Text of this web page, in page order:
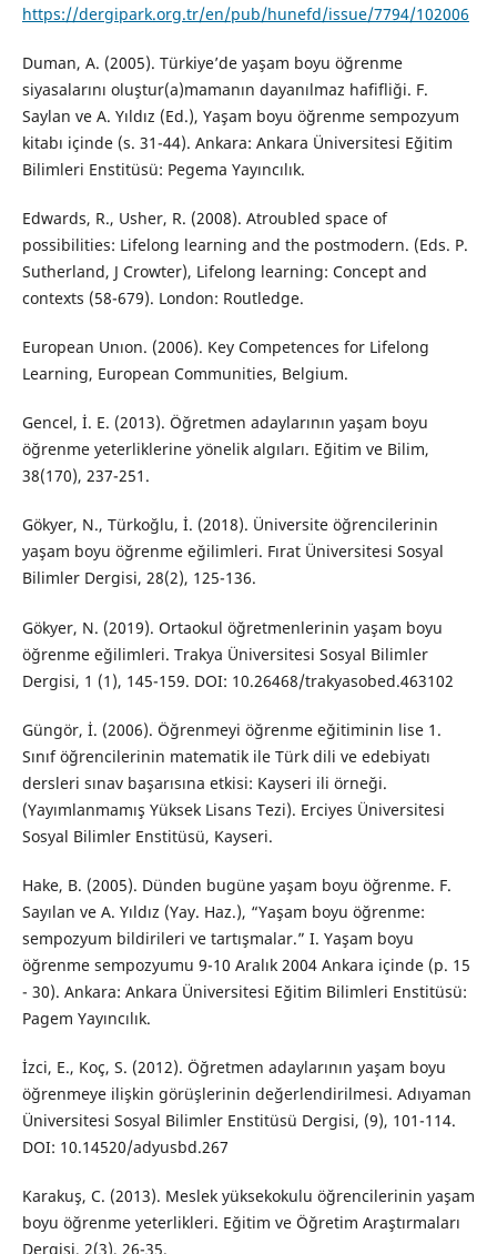
https://dergipark.org.tr/en/pub/hunefd/issue/7794/102006
Duman, A. (2005). Türkiye’de yaşam boyu öğrenme
siyasalarını oluştur(a)mamanın dayanılmaz hafifliği. F.
Saylan ve A. Yıldız (Ed.), Yaşam boyu öğrenme sempozyum
kitabı içinde (s. 31-44). Ankara: Ankara Üniversitesi Eğitim
Bilimleri Enstitüsü: Pegema Yayıncılık.
Edwards, R., Usher, R. (2008). Atroubled space of
possibilities: Lifelong learning and the postmodern. (Eds. P.
Sutherland, J Crowter), Lifelong learning: Concept and
contexts (58-679). London: Routledge.
European Unıon. (2006). Key Competences for Lifelong
Learning, European Communities, Belgium.
Gencel, İ. E. (2013). Öğretmen adaylarının yaşam boyu
öğrenme yeterliklerine yönelik algıları. Eğitim ve Bilim,
38(170), 237-251.
Gökyer, N., Türkoğlu, İ. (2018). Üniversite öğrencilerinin
yaşam boyu öğrenme eğilimleri. Fırat Üniversitesi Sosyal
Bilimler Dergisi, 28(2), 125-136.
Gökyer, N. (2019). Ortaokul öğretmenlerinin yaşam boyu
öğrenme eğilimleri. Trakya Üniversitesi Sosyal Bilimler
Dergisi, 1 (1), 145-159. DOI: 10.26468/trakyasobed.463102
Güngör, İ. (2006). Öğrenmeyi öğrenme eğitiminin lise 1.
Sınıf öğrencilerinin matematik ile Türk dili ve edebiyatı
dersleri sınav başarısına etkisi: Kayseri ili örneği.
(Yayımlanmamış Yüksek Lisans Tezi). Erciyes Üniversitesi
Sosyal Bilimler Enstitüsü, Kayseri.
Hake, B. (2005). Dünden bugüne yaşam boyu öğrenme. F.
Sayılan ve A. Yıldız (Yay. Haz.), “Yaşam boyu öğrenme:
sempozyum bildirileri ve tartışmalar.” I. Yaşam boyu
öğrenme sempozyumu 9-10 Aralık 2004 Ankara içinde (p. 15
- 30). Ankara: Ankara Üniversitesi Eğitim Bilimleri Enstitüsü:
Pagem Yayıncılık.
İzci, E., Koç, S. (2012). Öğretmen adaylarının yaşam boyu
öğrenmeye ilişkin görüşlerinin değerlendirilmesi. Adıyaman
Üniversitesi Sosyal Bilimler Enstitüsü Dergisi, (9), 101-114.
DOI: 10.14520/adyusbd.267
Karakuş, C. (2013). Meslek yüksekokulu öğrencilerinin yaşam
boyu öğrenme yeterlikleri. Eğitim ve Öğretim Araştırmaları
Dergisi, 2(3), 26-35.